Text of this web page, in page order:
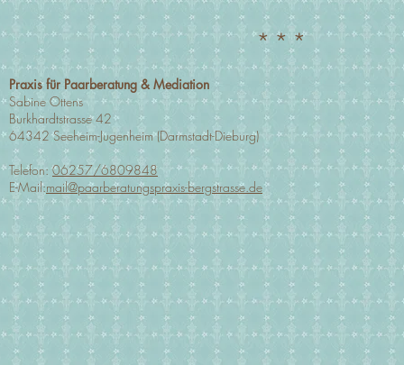
* * *
Praxis für Paarberatung & Mediation
Sabine Ottens
Burkhardtstrasse 42
64342 Seeheim-Jugenheim (Darmstadt-Dieburg)
Telefon:06257/6809848
E-Mail:mail@paarberatungspraxis-bergstrasse.de